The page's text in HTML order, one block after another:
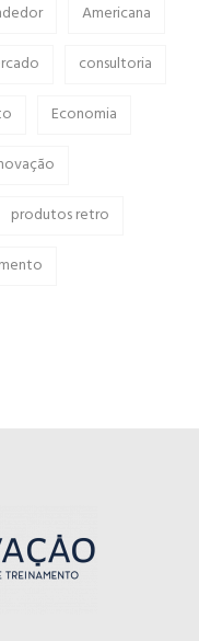
Americana
consultoria
Economia
produtos retro